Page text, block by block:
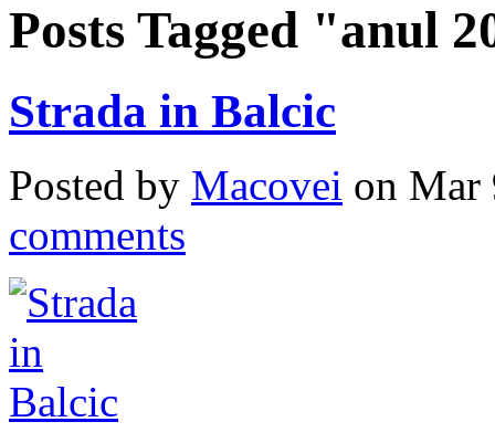
Posts Tagged "anul
Strada in Balcic
Posted by Macovei on
comments